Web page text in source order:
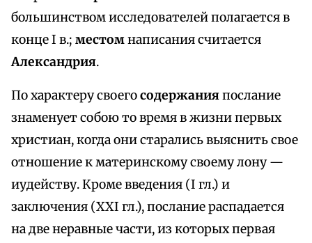
большинством исследователей полагается в
конце I в.; местомнаписания считается
Александрия.
По характеру своегосодержанияпослание
знаменует собою то время в жизни первых
христиан, когда они старались выяснить свое
отношение к материнскому своему лону —
иудейству. Кроме введения (I гл.) и
заключения (XXI гл.), послание распадается
на две неравные части, из которых первая